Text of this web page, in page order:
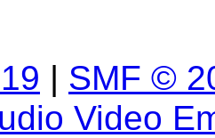
| SMF ©
Video